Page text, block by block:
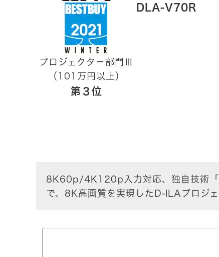
プロジェクタ－部門Ⅲ
（101万円以上）
第３位
DLA-V70R
8K60p/4K120p入力対応、独自技術
で、8K高画質を実現したD-ILAプロジェ